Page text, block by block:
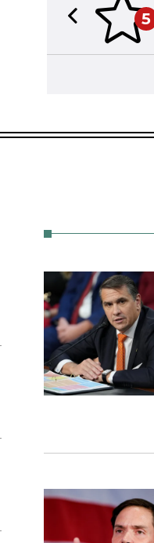
5
Previous slide